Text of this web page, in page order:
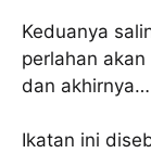
Keduanya
perlahan
dan
Ikatan ini